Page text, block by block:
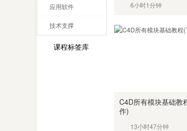
6小时1分钟
C4D所有模块基础教
作)
13小时47分钟
应用软件
技术支撑
课程标签库